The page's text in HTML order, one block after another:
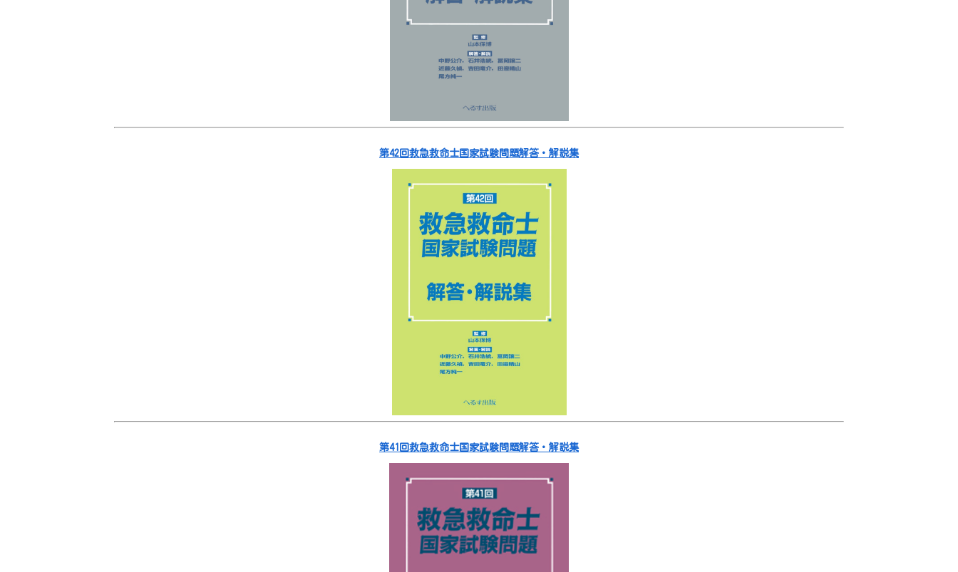
第42回救急救命士国家試験問題解答・解説集
第41回救急救命士国家試験問題解答・解説集